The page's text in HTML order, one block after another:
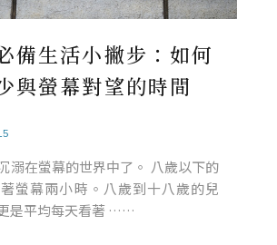
備生活小撇步：如何
與螢幕對望的時間
溺在螢幕的世界中了。 八歲以下的
螢幕兩小時。八歲到十八歲的兒
是平均每天看著 ……